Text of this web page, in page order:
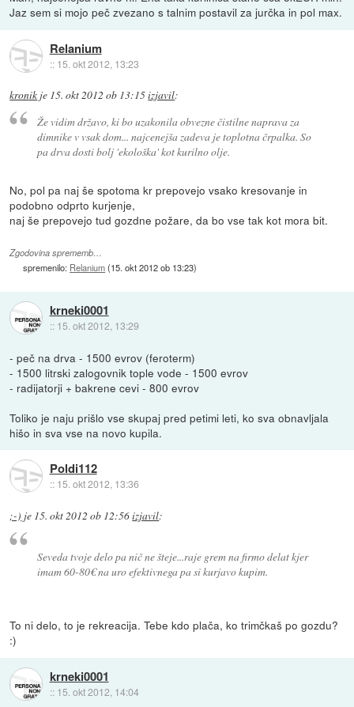
Jaz sem si mojo peč zvezano s talnim postavil za jurčka in pol max.
Relanium
:: 15. okt 2012, 13:23
kronik je 15. okt 2012 ob 13:15izjavil:
Že vidim državo, ki bo uzakonila obvezne čistilne naprava za
dimnike v vsak dom... najcenejša zadeva je toplotna črpalka. So
pa drva dosti bolj 'ekološka' kot kurilno olje.
No, pol pa naj še spotoma kr prepovejo vsako kresovanje in
podobno odprto kurjenje,
naj še prepovejo tud gozdne požare, da bo vse tak kot mora bit.
Zgodovina sprememb…
spremenilo: Relanium(15. okt 2012 ob 13:23)
krneki0001
:: 15. okt 2012, 13:29
- peč na drva - 1500 evrov (feroterm)
- 1500 litrski zalogovnik tople vode - 1500 evrov
- radijatorji + bakrene cevi - 800 evrov
Toliko je naju prišlo vse skupaj pred petimi leti, ko sva obnavljala
hišo in sva vse na novo kupila.
Poldi112
:: 15. okt 2012, 13:36
;-) je 15. okt 2012 ob 12:56izjavil:
Seveda tvoje delo pa nič ne šteje...raje grem na firmo delat kjer
imam 60-80€ na uro efektivnega pa si kurjavo kupim.
To ni delo, to je rekreacija. Tebe kdo plača, ko trimčkaš po gozdu?
:)
krneki0001
:: 15. okt 2012, 14:04